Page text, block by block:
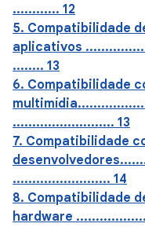
............ 12
5. Compatibilidade
aplicativos
........ 13
6. Compatibilidade
.......................... 13
7. Compatibilidade
......................... 14
8. Compatibilidade
hardware